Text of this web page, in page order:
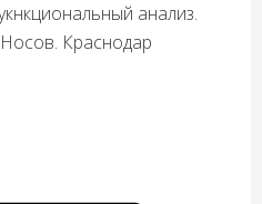
анализ.
Краснодар